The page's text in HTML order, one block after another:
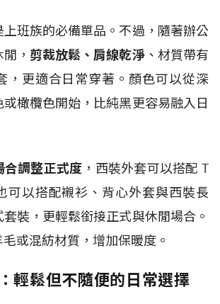
班族的必備單品。不過，隨著辦公
， 剪裁放鬆、肩線乾淨、材質帶有
，更適合日常穿著。顏色可以從深
橄欖色開始，比純黑更容易融入日
合調整正式度 ，西裝外套可以搭配 T
可以搭配襯衫、背心外套與西裝長
裝，更輕鬆銜接正式與休閒場合。
或混紡材質，增加保暖度。
輕鬆但不隨便的日常選擇